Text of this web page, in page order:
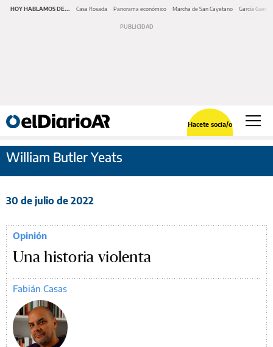
HOY HABLAMOS DE... Casa Rosada Panorama económico Marcha de San Cayetano García Cuerva
Hacete socia/o
William Butler Yeats
30 de julio de 2022
Opinión
Una historia violenta
Fabián Casas